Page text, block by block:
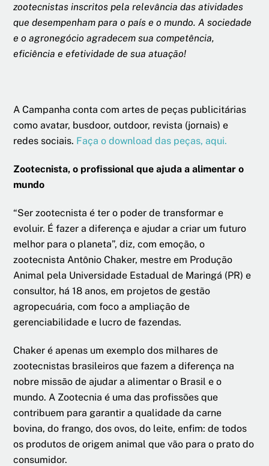
zootecnistas inscritos pela relevância das atividades
que desempenham para o país e o mundo. A sociedade
e o agronegócio agradecem sua competência,
eficiência e efetividade de sua atuação!
A Campanha conta com artes de peças publicitárias
como avatar, busdoor, outdoor, revista (jornais) e
redes sociais. Faça o download das peças, aqui.
Zootecnista, o profissional que ajuda a alimentar o
mundo
“Ser zootecnista é ter o poder de transformar e
evoluir. É fazer a diferença e ajudar a criar um futuro
melhor para o planeta”, diz, com emoção, o
zootecnista Antônio Chaker, mestre em Produção
Animal pela Universidade Estadual de Maringá (PR) e
consultor, há 18 anos, em projetos de gestão
agropecuária, com foco a ampliação de
gerenciabilidade e lucro de fazendas.
Chaker é apenas um exemplo dos milhares de
zootecnistas brasileiros que fazem a diferença na
nobre missão de ajudar a alimentar o Brasil e o
mundo. A Zootecnia é uma das profissões que
contribuem para garantir a qualidade da carne
bovina, do frango, dos ovos, do leite, enfim: de todos
os produtos de origem animal que vão para o prato do
consumidor.